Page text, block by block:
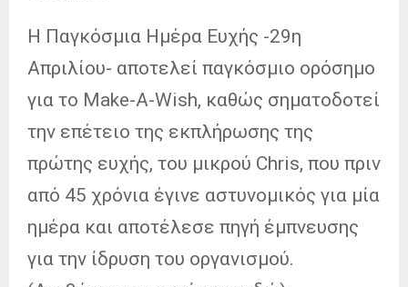
Η Παγκόσμια Ημέρα Ευχής -29η
Απριλίου- αποτελεί παγκόσμιο ορόσημο
για το Make-A-Wish, καθώς σηματοδοτεί
την επέτειο της εκπλήρωσης της
πρώτης ευχής, του μικρού Chris, που πριν
από 45 χρόνια έγινε αστυνομικός για μία
ημέρα και αποτέλεσε πηγή έμπνευσης
για την ίδρυση του οργανισμού.